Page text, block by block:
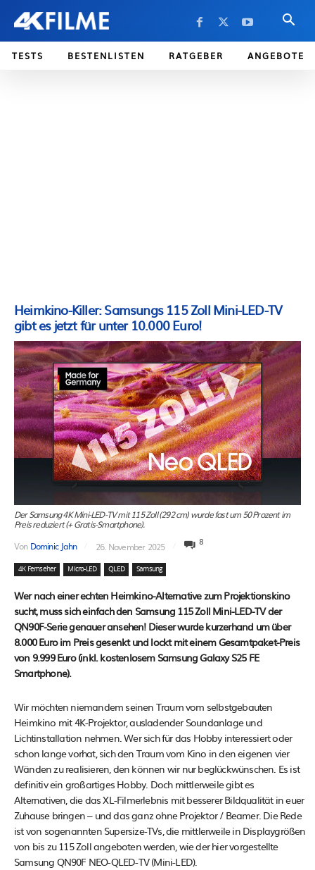
TESTS BESTENLISTEN RATGEBER ANGEBOTE
Heimkino-Killer: Samsungs 115 Zoll Mini-LED-TV
gibt es jetzt für unter 10.000 Euro!
Der Samsung 4K Mini-LED-TV mit 115 Zoll (292 cm) wurde fast um 50 Prozent im
Preis reduziert (+ Gratis-Smartphone).
Von Dominic Jahn 26. November 2025 8
4K Fernseher Micro-LED QLED Samsung
Wer nach einer echten Heimkino-Alternative zum Projektionskino
sucht, muss sich einfach den Samsung 115 Zoll Mini-LED-TV der
QN90F-Serie genauer ansehen! Dieser wurde kurzerhand um über
8.000 Euro im Preis gesenkt und lockt mit einem Gesamtpaket-Preis
von 9.999 Euro (inkl. kostenlosem Samsung Galaxy S25 FE
Smartphone).
Wir möchten niemandem seinen Traum vom selbstgebauten
Heimkino mit 4K-Projektor, ausladender Soundanlage und
Lichtinstallation nehmen. Wer sich für das Hobby interessiert oder
schon lange vorhat, sich den Traum vom Kino in den eigenen vier
Wänden zu realisieren, den können wir nur beglückwünschen. Es ist
definitiv ein großartiges Hobby. Doch mittlerweile gibt es
Alternativen, die das XL-Filmerlebnis mit besserer Bildqualität in euer
Zuhause bringen – und das ganz ohne Projektor / Beamer. Die Rede
ist von sogenannten Supersize-TVs, die mittlerweile in Displaygrößen
von bis zu 115 Zoll angeboten werden, wie der hier vorgestellte
Samsung QN90F NEO-QLED-TV (Mini-LED).